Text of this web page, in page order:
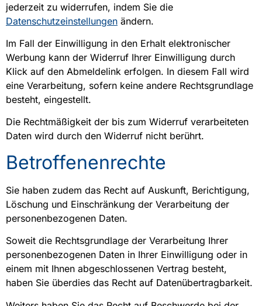
jederzeit zu widerrufen, indem Sie die
Datenschutzeinstellungen ändern.
Im Fall der Einwilligung in den Erhalt elektronischer
Werbung kann der Widerruf Ihrer Einwilligung durch
Klick auf den Abmeldelink erfolgen. In diesem Fall wird
eine Verarbeitung, sofern keine andere Rechtsgrundlage
besteht, eingestellt.
Die Rechtmäßigkeit der bis zum Widerruf verarbeiteten
Daten wird durch den Widerruf nicht berührt.
Betroffenenrechte
Sie haben zudem das Recht auf Auskunft, Berichtigung,
Löschung und Einschränkung der Verarbeitung der
personenbezogenen Daten.
Soweit die Rechtsgrundlage der Verarbeitung Ihrer
personenbezogenen Daten in Ihrer Einwilligung oder in
einem mit Ihnen abgeschlossenen Vertrag besteht,
haben Sie überdies das Recht auf Datenübertragbarkeit.